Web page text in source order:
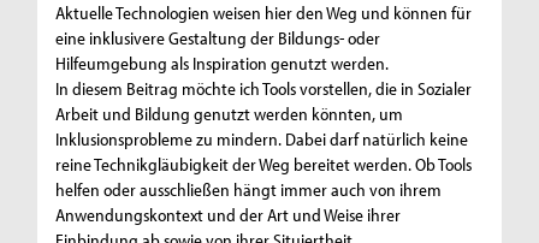
Aktuelle Technologien weisen hier den Weg und können für
eine inklusivere Gestaltung der Bildungs- oder
Hilfeumgebung als Inspiration genutzt werden.
In diesem Beitrag möchte ich Tools vorstellen, die in Sozialer
Arbeit und Bildung genutzt werden könnten, um
Inklusionsprobleme zu mindern. Dabei darf natürlich keine
reine Technikgläubigkeit der Weg bereitet werden. Ob Tools
helfen oder ausschließen hängt immer auch von ihrem
Anwendungskontext und der Art und Weise ihrer